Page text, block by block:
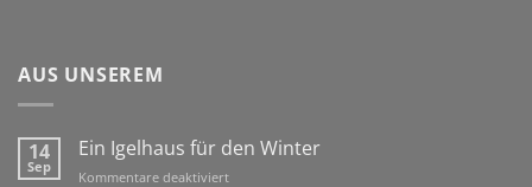
AUS UNSEREM
14
Sep
Ein Igelhaus für den Winter
Kommentare deaktiviertfür